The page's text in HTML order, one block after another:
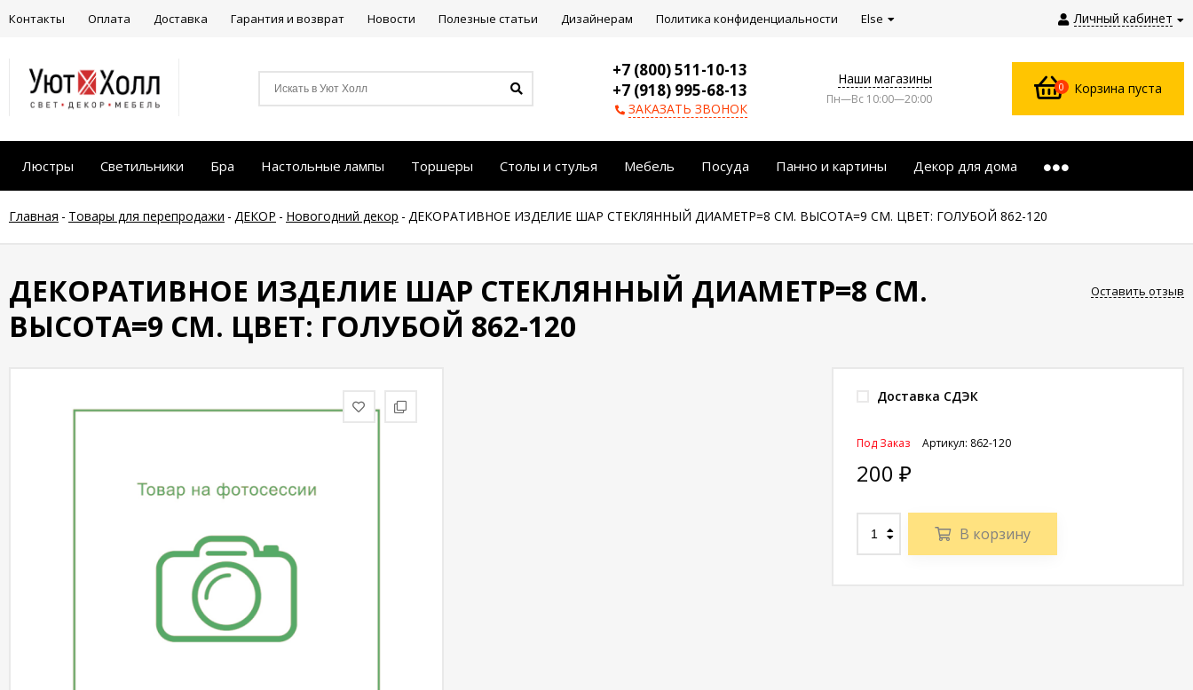
Личный кабинет
Контакты Оплата Доставка Гарантия и возврат Новости Полезные статьи Дизайнерам Политика конфиденциальности Else
+7 (800) 511-10-13
+7 (918) 995-68-13
ЗАКАЗАТЬ ЗВОНОК
Наши магазины
Пн—Вс 10:00—20:00
0 Корзина пуста
Люстры Светильники Бра Настольные лампы Торшеры Столы и стулья Мебель Посуда Панно и картины Декор для дома
Главная - Товары для перепродажи - ДЕКОР - Новогодний декор - ДЕКОРАТИВНОЕ ИЗДЕЛИЕ ШАР СТЕКЛЯННЫЙ ДИАМЕТР=8 СМ. ВЫСОТА=9 СМ. ЦВЕТ: ГОЛУБОЙ 862-120
ДЕКОРАТИВНОЕ ИЗДЕЛИЕ ШАР СТЕКЛЯННЫЙ ДИАМЕТР=8 СМ.
ВЫСОТА=9 СМ. ЦВЕТ: ГОЛУБОЙ 862-120
Оставить отзыв
Доставка СДЭК
Артикул: 862-120
Под Заказ
200 ₽
В корзину